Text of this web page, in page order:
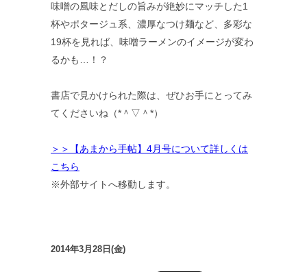
味噌の風味とだしの旨みが絶妙にマッチした1
杯やポタージュ系、濃厚なつけ麺など、多彩な
19杯を見れば、味噌ラーメンのイメージが変わ
るかも…！？
書店で見かけられた際は、ぜひお手にとってみ
てくださいね（*＾▽＾*）
＞＞【あまから手帖】4月号について詳しくは
こちら
※外部サイトへ移動します。
2014年3月28日(金)